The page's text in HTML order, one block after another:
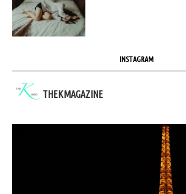
INSTAGRAM
THEKMAGAZINE